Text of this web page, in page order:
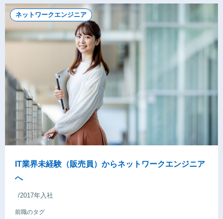
ネットワークエンジニア
IT業界未経験（販売員）からネットワークエンジニア
へ
/2017年入社
前職のタグ